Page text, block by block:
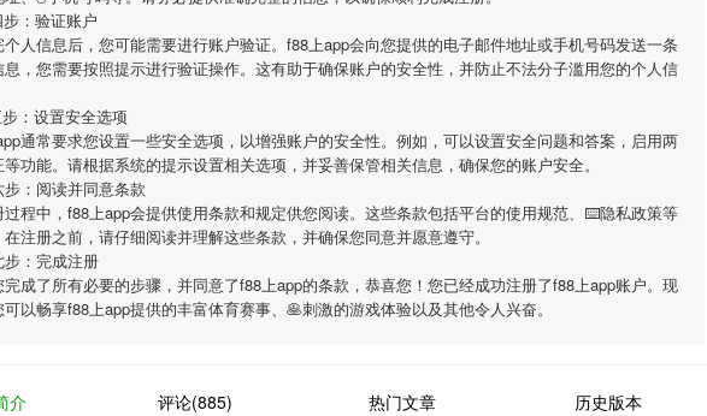
步：验证账户
个人信息后，您可能需要进行账户验证。f88上app会向您提供的电子邮件地址或手机号码发送一条
息，您需要按照提示进行验证操作。这有助于确保账户的安全性，并防止不法分子滥用您的个人信
：设置安全选项
通常要求您设置一些安全选项，以增强账户的安全性。例如，可以设置安全问题和答案，启用两
功能。请根据系统的提示设置相关选项，并妥善保管相关信息，确保您的账户安全。
步：阅读并同意条款
过程中，f88上app会提供使用条款和规定供您阅读。这些条款包括平台的使用规范、⌨️隐私政策等
在注册之前，请仔细阅读并理解这些条款，并确保您同意并愿意遵守。
：完成注册
完成了所有必要的步骤，并同意了f88上app的条款，恭喜您！您已经成功注册了f88上app账户。现
以畅享f88上app提供的丰富体育赛事、🥞刺激的游戏体验以及其他令人兴奋。
介 评论(885) 热门文章 历史版本